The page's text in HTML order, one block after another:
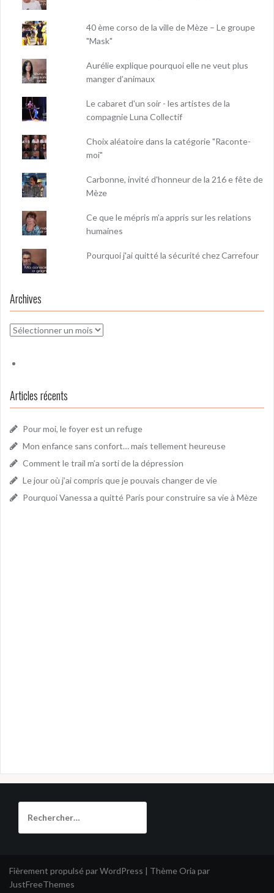
40 ème corso de la ville de Mèze – Le groupe
"Mask"
Aurélie explique pourquoi elle ne veut plus
manger d’animaux
Le cabaret d'un soir - les artistes de la
compagnie Luna Collectif
Choix aléatoire dans la catégorie "Raconte-
moi"
Carbonne, invité d'honneur de la 216 e fête de
Mèze
Ce que le mépris m’a appris sur les relations
humaines
Pourquoi j'ai quitté la sécurité chez Carrefour
Archives
Archives
Articles récents
Pour moi, le foyer est un refuge
Mon enfance sans confort… mais tellement heureuse
Comment le trail m’a sorti de la dépression
Le jour où j’ai compris que je pouvais changer de vie
Pourquoi Vanessa a quitté Paris pour construire sa vie à Mèze
Fièrement propulsé par WordPress | Thème Oria par
JustFreeThemes